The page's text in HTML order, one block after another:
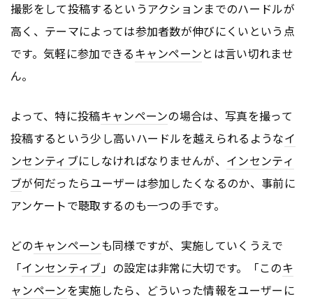
撮影をして投稿するというアクションまでのハードルが
高く、テーマによっては参加者数が伸びにくいという点
です。気軽に参加できるキャンペーンとは言い切れませ
ん。
よって、特に投稿キャンペーンの場合は、写真を撮って
投稿するという少し高いハードルを越えられるようなイ
ンセンティブにしなければなりませんが、 インセンティ
ブが何だったらユーザーは参加したくなるのか、事前に
アンケートで聴取するのも一つの手です。
どのキャンペーンも同様ですが、実施していくうえで
「インセンティブ 」の設定は非常に大切です。「このキ
ャンペーンを実施したら、どういった情報をユーザーに